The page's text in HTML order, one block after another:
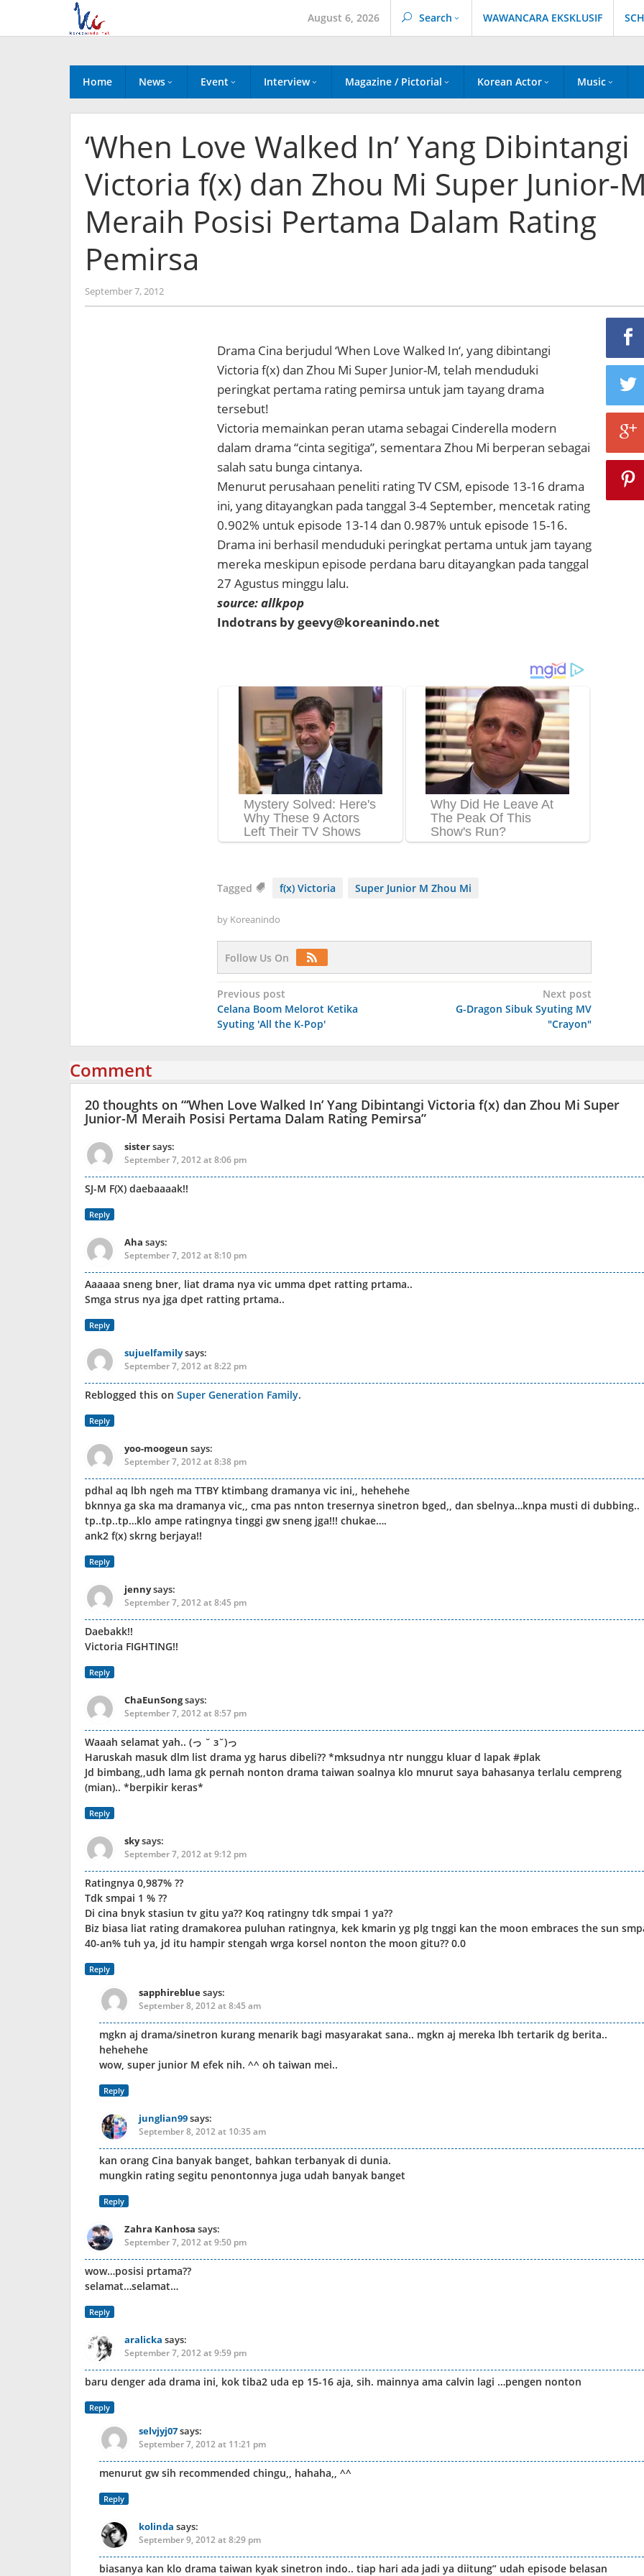
content
August 6, 2026 Search WAWANCARA EKSKLUSIF
Home News Event Interview Magazine / Pictorial Korean Actor Music
‘When Love Walked In’ Yang Dibintangi
Victoria f(x) dan Zhou Mi Super Junior-
Meraih Posisi Pertama Dalam Rating
Pemirsa
September 7, 2012by
Koreanindo
Drama Cina berjudul ‘When Love Walked In‘, yang dibintangi
Victoria f(x) dan Zhou Mi Super Junior-M, telah menduduki
peringkat pertama rating pemirsa untuk jam tayang drama
tersebut!
Victoria memainkan peran utama sebagai Cinderella modern
dalam drama “cinta segitiga”, sementara Zhou Mi berperan sebagai
salah satu bunga cintanya.
Menurut perusahaan peneliti rating TV CSM, episode 13-16 drama
ini, yang ditayangkan pada tanggal 3-4 September, mencetak rating
0.902% untuk episode 13-14 dan 0.987% untuk episode 15-16.
Drama ini berhasil menduduki peringkat pertama untuk jam tayang
mereka meskipun episode perdana baru ditayangkan pada tanggal
27 Agustus minggu lalu.
source: allkpop
Indotrans by geevy@koreanindo.net
Tagged f(x) Victoria Super Junior M Zhou Mi
by Koreanindo
Follow Us On
Post
navigation
Previous post
Celana Boom Melorot Ketika
Syuting 'All the K-Pop'
Next post
G-Dragon Sibuk Syuting MV
"Crayon"
Comment
20 thoughts on “‘When Love Walked In’ Yang Dibintangi Victoria f(x) dan Zhou Mi Super
Junior-M Meraih Posisi Pertama Dalam Rating Pemirsa”
sistersays:
September 7, 2012 at 8:06 pm
SJ-M F(X) daebaaaak!!
Reply
Aha says:
September 7, 2012 at 8:10 pm
Aaaaaa sneng bner, liat drama nya vic umma dpet ratting prtama..
Smga strus nya jga dpet ratting prtama..
Reply
sujuelfamilysays:
September 7, 2012 at 8:22 pm
Reblogged this on Super Generation Family.
Reply
yoo-moogeun says:
September 7, 2012 at 8:38 pm
pdhal aq lbh ngeh ma TTBY ktimbang dramanya vic ini,, hehehehe
bknnya ga ska ma dramanya vic,, cma pas nnton tresernya sinetron bged,, dan sbelnya…knpa musti di dubbing..
tp..tp..tp…klo ampe ratingnya tinggi gw sneng jga!!! chukae….
ank2 f(x) skrng berjaya!!
Reply
jennysays:
September 7, 2012 at 8:45 pm
Daebakk!!
Victoria FIGHTING!!
Reply
ChaEunSongsays:
September 7, 2012 at 8:57 pm
Waaah selamat yah.. (っ ˘ з˘)っ
Haruskah masuk dlm list drama yg harus dibeli?? *mksudnya ntr nunggu kluar d lapak #plak
Jd bimbang,,udh lama gk pernah nonton drama taiwan soalnya klo mnurut saya bahasanya terlalu cempreng
(mian).. *berpikir keras*
Reply
skysays:
September 7, 2012 at 9:12 pm
Ratingnya 0,987% ??
Tdk smpai 1 % ??
Di cina bnyk stasiun tv gitu ya?? Koq ratingny tdk smpai 1 ya??
Biz biasa liat rating dramakorea puluhan ratingnya, kek kmarin yg plg tnggi kan the moon embraces the sun
40-an% tuh ya, jd itu hampir stengah wrga korsel nonton the moon gitu?? 0.0
Reply
sapphirebluesays:
September 8, 2012 at 8:45 am
mgkn aj drama/sinetron kurang menarik bagi masyarakat sana.. mgkn aj mereka lbh tertarik dg berita..
hehehehe
wow, super junior M efek nih. ^^ oh taiwan mei..
Reply
junglian99says:
September 8, 2012 at 10:35 am
kan orang Cina banyak banget, bahkan terbanyak di dunia.
mungkin rating segitu penontonnya juga udah banyak banget
Reply
Zahra Kanhosa says:
September 7, 2012 at 9:50 pm
wow…posisi prtama??
selamat…selamat…
Reply
aralicka says:
September 7, 2012 at 9:59 pm
baru denger ada drama ini, kok tiba2 uda ep 15-16 aja, sih. mainnya ama calvin lagi …pengen nonton
Reply
selvjyj07says:
September 7, 2012 at 11:21 pm
menurut gw sih recommended chingu,, hahaha,, ^^
Reply
kolinda says:
September 9, 2012 at 8:29 pm
biasanya kan klo drama taiwan kyak sinetron indo.. tiap hari ada jadi ya diitung” udah episode belasan